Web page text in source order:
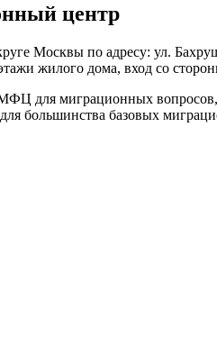
центр
Москвы по адресу: ул.
жилого дома, вход со
для миграционных вопросов,
большинства базовых